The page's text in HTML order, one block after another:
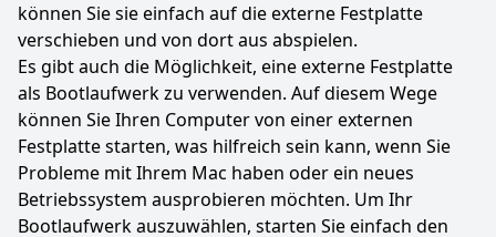
können Sie sie einfach auf die externe Festplatte
verschieben und von dort aus abspielen.
Es gibt auch die Möglichkeit, eine externe Festplatte
als Bootlaufwerk zu verwenden. Auf diesem Wege
können Sie Ihren Computer von einer externen
Festplatte starten, was hilfreich sein kann, wenn Sie
Probleme mit Ihrem Mac haben oder ein neues
Betriebssystem ausprobieren möchten. Um Ihr
Bootlaufwerk auszuwählen, starten Sie einfach den